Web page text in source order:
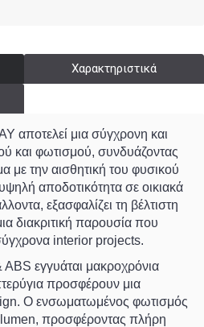
Χαρακτηριστικά
αποτελεί μια σύγχρονη και
και φωτισμού, συνδυάζοντας
με την αισθητική του φυσικού
αποδοτικότητα σε οικιακά
εξασφαλίζει τη βέλτιστη
διακριτική παρουσία που
interior projects.
ABS εγγυάται μακροχρόνια
προσφέρουν μια
Ο ενσωματωμένος φωτισμός
, προσφέροντας πλήρη